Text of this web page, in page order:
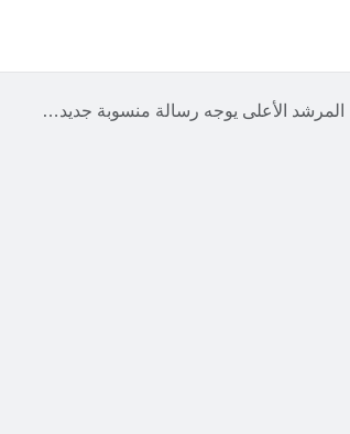
المرشد الأعلى يوجه رسالة منسوبة جديدة للإيرانيين.. هذا أبرز ما ورد فيها